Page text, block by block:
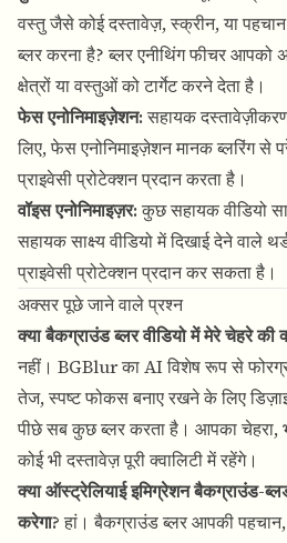
वस्तु जैसे कोई दस्तावेज़, स्क्रीन, या
ब्लर करना है? ब्लर एनीथिंग फीचर आपको
क्षेत्रों या वस्तुओं को टार्गेट करने देता है।
फेस एनोनिमाइज़ेशन:सहायक
लिए, फेस एनोनिमाइज़ेशन मानक ब्लरिंग से
प्राइवेसी प्रोटेक्शन प्रदान करता है।
वॉइस एनोनिमाइज़र:कुछ सहायक वीडियो
सहायक साक्ष्य वीडियो में दिखाई देने वाले
प्राइवेसी प्रोटेक्शन प्रदान कर सकता है।
अक्सर पूछे जाने वाले प्रश्न
क्या बैकग्राउंड ब्लर वीडियो में मेरे चेहरे की
नहीं। BGBlur का AIविशेष रूप से
तेज, स्पष्ट फोकस बनाए रखने के लिए
पीछे सब कुछ ब्लर करता है। आपका
कोई भी दस्तावेज़ पूरी क्वालिटी में रहेंगे।
क्या ऑस्ट्रेलियाई इमिग्रेशन बैकग्राउंड-
करेगा?हां। बैकग्राउंड ब्लर आपकी